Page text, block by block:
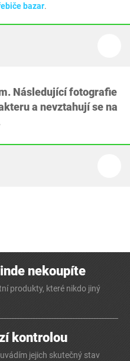
bazar.
Následující fotografie
a nevztahují se na
nekoupíte
produkty, které nikdo jiný
kontrolou
jejich skutečný stav